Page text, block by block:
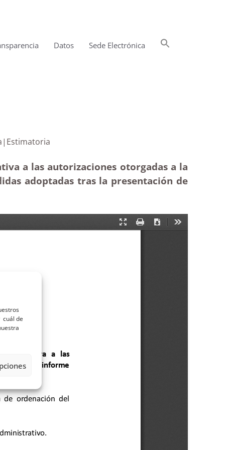
cuál de
Datos Sede Electrónica
de Uga|Estimatoria
a las autorizaciones otorgadas a la
adoptadas tras la presentación de